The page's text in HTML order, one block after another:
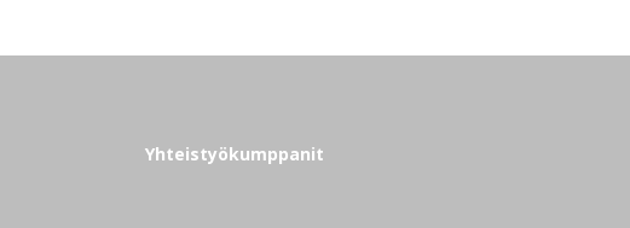
Yhteistyökumppanit